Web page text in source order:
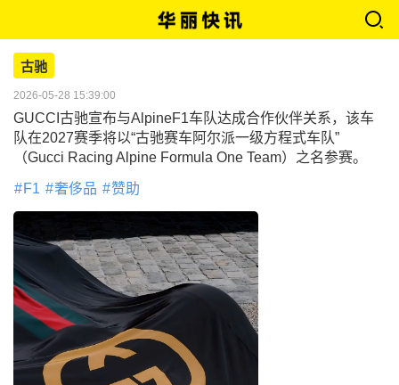
古驰
2026-05-28 15:39:00
GUCCI古驰宣布与AlpineF1车队达成合作伙伴关系，该车
队在2027赛季将以“古驰赛车阿尔派一级方程式车队”
（Gucci Racing Alpine Formula One Team）之名参赛。
F1 奢侈品 赞助